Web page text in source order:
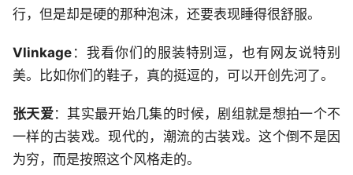
行，但是却是硬的那种泡沫，还要表现睡得很舒服。
Vlinkage ：我看你们的服装特别逗，也有网友说特别
美。比如你们的鞋子，真的挺逗的，可以开创先河了。
张天爱：其实最开始几集的时候，剧组就是想拍一个不
一样的古装戏。现代的，潮流的古装戏。这个倒不是因
为穷，而是按照这个风格走的。